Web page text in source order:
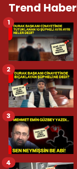
Trend
1
2
3
4